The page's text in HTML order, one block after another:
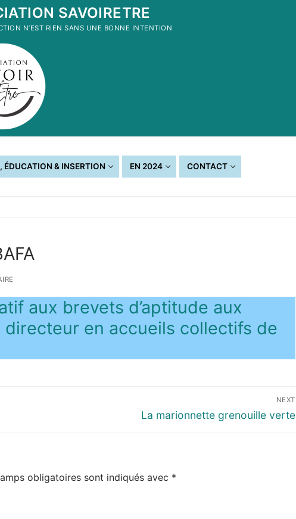
SAVOIRETRE
N’EST RIEN SANS UNE BONNE INTENTION
ÉDUCATION & INSERTION EN 2024 CONTACT
aux brevets d’aptitude aux
directeur en accueils collectifs de
NEXT
Next
La marionnette grenouille verte
obligatoires sont indiqués avec *